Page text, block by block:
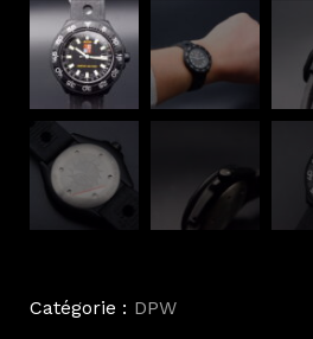
Catégorie : DPW